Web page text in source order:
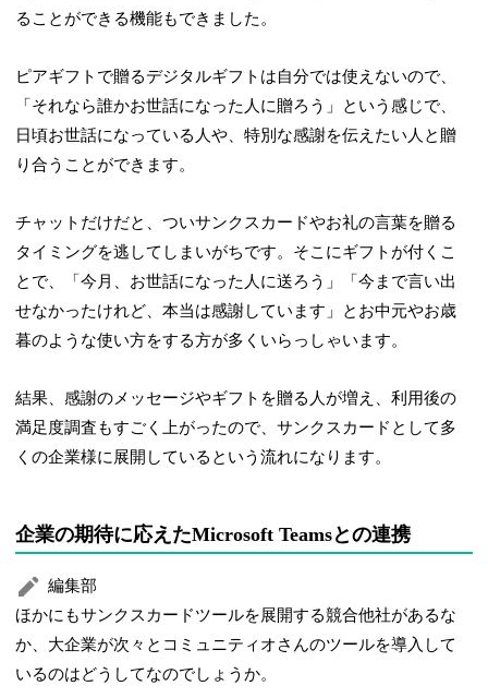
ることができる機能もできました。
ピアギフトで贈るデジタルギフトは自分では使えないので、
「それなら誰かお世話になった人に贈ろう」という感じで、
日頃お世話になっている人や、特別な感謝を伝えたい人と贈
り合うことができます。
チャットだけだと、ついサンクスカードやお礼の言葉を贈る
タイミングを逃してしまいがちです。そこにギフトが付くこ
とで、「今月、お世話になった人に送ろう」「今まで言い出
せなかったけれど、本当は感謝しています」とお中元やお歳
暮のような使い方をする方が多くいらっしゃいます。
結果、感謝のメッセージやギフトを贈る人が増え、利用後の
満足度調査もすごく上がったので、サンクスカードとして多
くの企業様に展開しているという流れになります。
企業の期待に応えたMicrosoft Teamsとの連携
編集部
ほかにもサンクスカードツールを展開する競合他社があるな
か、大企業が次々とコミュニティオさんのツールを導入して
いるのはどうしてなのでしょうか。